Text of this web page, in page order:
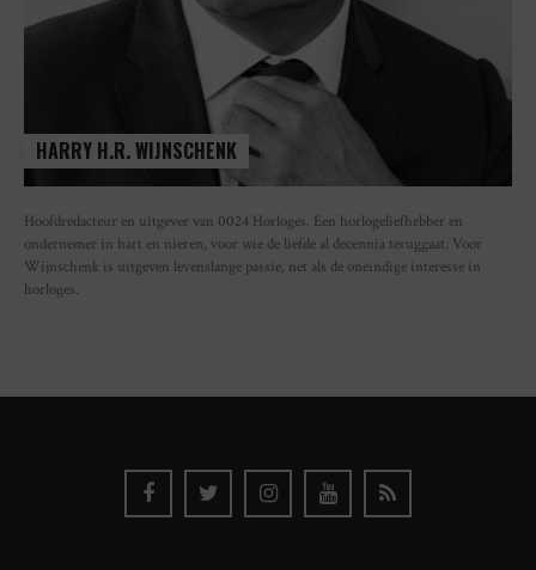
HARRY H.R. WIJNSCHENK
Hoofdredacteur en uitgever van 0024 Horloges. Een horlogeliefhebber en
ondernemer in hart en nieren, voor wie de liefde al decennia teruggaat. Voor
Wijnschenk is uitgeven levenslange passie, net als de oneindige interesse in
horloges.